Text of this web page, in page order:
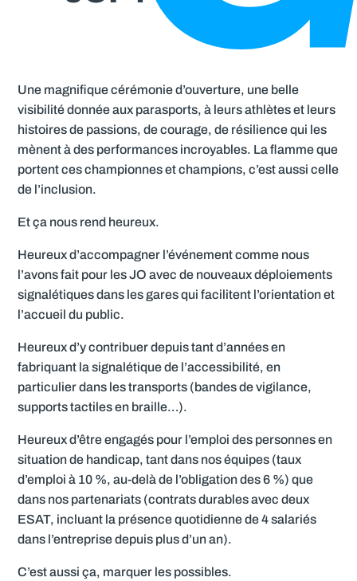
Une magnifique cérémonie d’ouverture, une belle
visibilité donnée aux parasports, à leurs athlètes et leurs
histoires de passions, de courage, de résilience qui les
mènent à des performances incroyables. La flamme que
portent ces championnes et champions, c’est aussi celle
de l’inclusion.
Et ça nous rend heureux.
Heureux d’accompagner l’événement comme nous
l’avons fait pour les JO avec de nouveaux déploiements
signalétiques dans les gares qui facilitent l’orientation et
l’accueil du public.
Heureux d’y contribuer depuis tant d’années en
fabriquant la signalétique de l’accessibilité, en
particulier dans les transports (bandes de vigilance,
supports tactiles en braille…).
Heureux d’être engagés pour l’emploi des personnes en
situation de handicap, tant dans nos équipes (taux
d’emploi à 10 %, au-delà de l’obligation des 6 %) que
dans nos partenariats (contrats durables avec deux
ESAT, incluant la présence quotidienne de 4 salariés
dans l’entreprise depuis plus d’un an).
C’est aussi ça, marquer les possibles.